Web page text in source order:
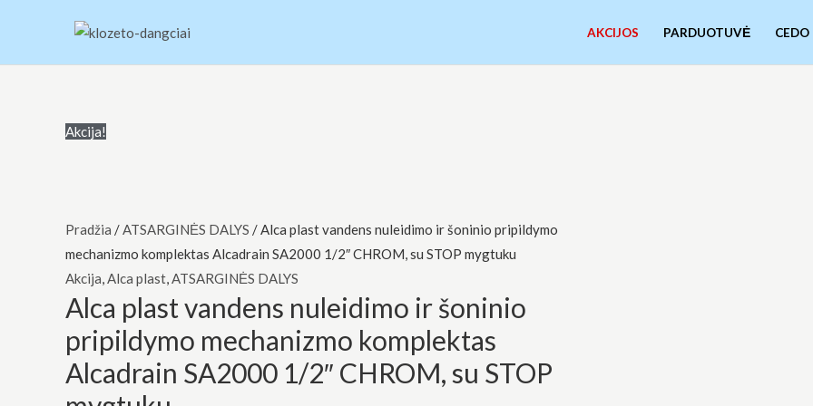
AKCIJOS PARDUOTUVĖ CEDO
Akcija!
Pradžia /ATSARGINĖS DALYS / Alca plast vandens nuleidimo ir šoninio pripildymo
mechanizmo komplektas Alcadrain SA2000 1/2″ CHROM, su STOP mygtuku
Akcija,Alca plast,ATSARGINĖS DALYS
Alca plast vandens nuleidimo ir šoninio
pripildymo mechanizmo komplektas
Alcadrain SA2000 1/2″ CHROM, su STOP
produkto
vandens
nuleidimo
ir
šoninio
pripildymo
mechanizmo
komplektas
Alcadrain